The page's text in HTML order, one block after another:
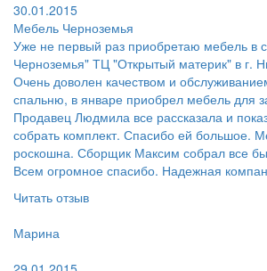
30.01.2015
Мебель Черноземья
Уже не первый раз приобретаю мебель в
Черноземья" ТЦ "Открытый материк" в г.
Очень доволен качеством и
спальню, в январе приобрел мебель для
Продавец Людмила все рассказала и
собрать комплект. Спасибо ей большое.
роскошна. Сборщик Максим собрал все
Всем огромное спасибо. Надежная
Читать отзыв
Марина